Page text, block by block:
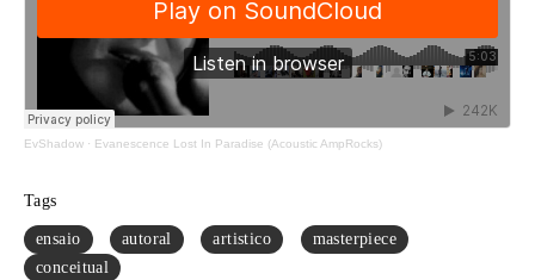
EvShadow · Evanescence Lost In Paradise (Acoustic AmpRocks)
Tags
ensaio autoral artistico
masterpiece
conceitual